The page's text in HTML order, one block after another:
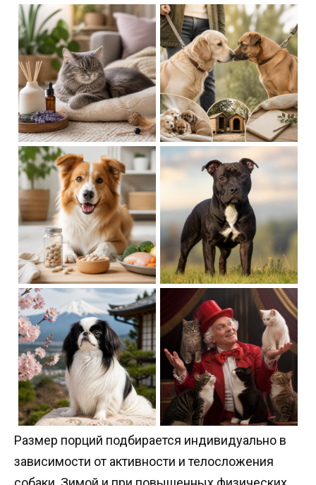
Размер порций подбирается индивидуально в
зависимости от активности и телосложения